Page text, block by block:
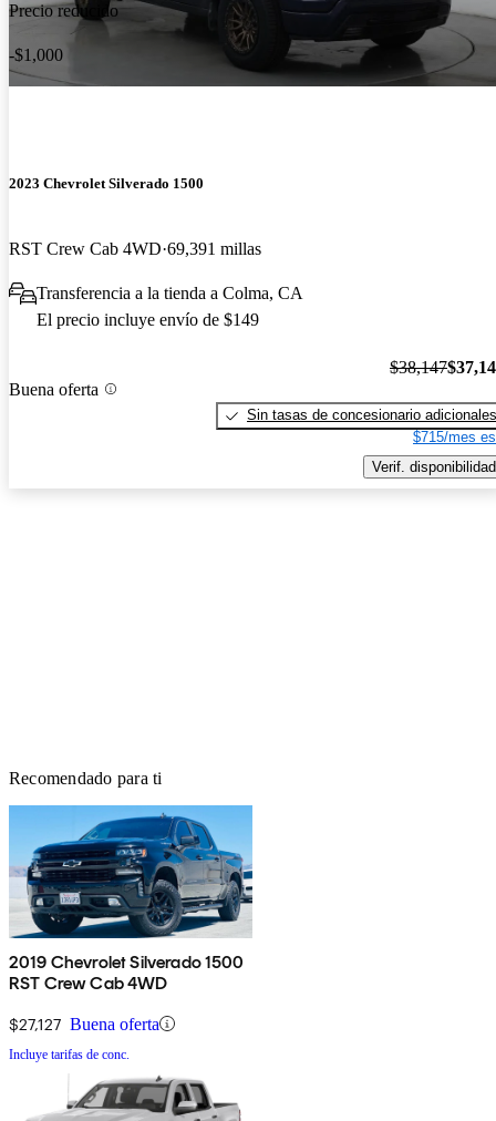
Precio reducido
-$1,000
2023 Chevrolet Silverado 1500
RST Crew Cab 4WD 69,391 millas
Transferencia a la tienda a Colma, CA
El precio incluye envío de $149
Buena oferta
$38,147
Sin tasas de concesionario adicionales
$715/mes
Verif. disponibilidad
Recomendado para ti
2019 Chevrolet Silverado 1500
RST Crew Cab 4WD
$27,127 Buena oferta
Incluye tarifas de conc.